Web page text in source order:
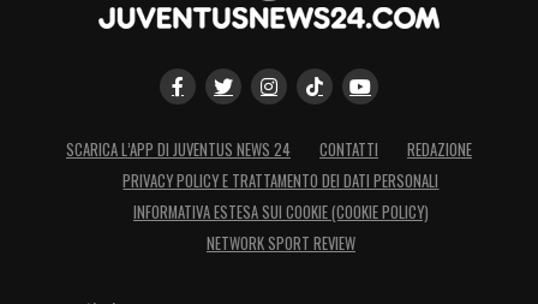
SCARICA L’APP DI JUVENTUS NEWS 24 CONTATTI
REDAZIONE
PRIVACY POLICY E TRATTAMENTO DEI DATI PERSONALI
INFORMATIVA ESTESA SUI COOKIE (COOKIE POLICY)
NETWORK SPORT REVIEW